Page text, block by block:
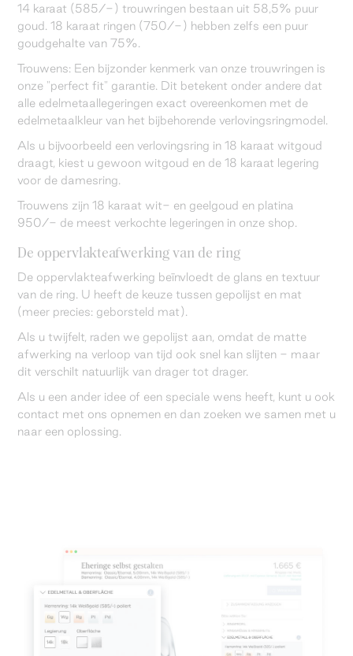
14 karaat (585/-) trouwringen bestaan uit 58,5% puur
goud. 18 karaat ringen (750/-) hebben zelfs een puur
goudgehalte van 75%.
Trouwens: Een bijzonder kenmerk van onze trouwringen is
onze "perfect fit" garantie. Dit betekent onder andere dat
alle edelmetaallegeringen exact overeenkomen met de
edelmetaalkleur van het bijbehorende verlovingsringmodel.
Als u bijvoorbeeld een verlovingsring in 18 karaat witgoud
draagt, kiest u gewoon witgoud en de 18 karaat legering
voor de damesring.
Trouwens zijn 18 karaat wit- en geelgoud en platina
950/- de meest verkochte legeringen in onze shop.
De oppervlakteafwerking van de ring
De oppervlakteafwerking beïnvloedt de glans en textuur
van de ring. U heeft de keuze tussen gepolijst en mat
(meer precies: geborsteld mat).
Als u twijfelt, raden we gepolijst aan, omdat de matte
afwerking na verloop van tijd ook snel kan slijten - maar
dit verschilt natuurlijk van drager tot drager.
Als u een ander idee of een speciale wens heeft, kunt u ook
contact met ons opnemen en dan zoeken we samen met u
naar een oplossing.